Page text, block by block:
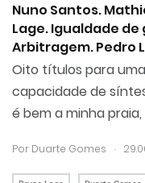
Nuno Santos.
Lage. Igualdade de
Arbitragem. Pedro
Oito títulos para
capacidade de
é bem a minha
Por Duarte Gomes .